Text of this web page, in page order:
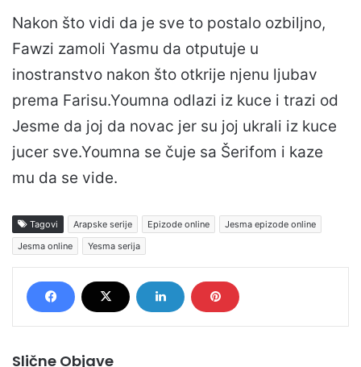
Nakon što vidi da je sve to postalo ozbiljno,
Fawzi zamoli Yasmu da otputuje u
inostranstvo nakon što otkrije njenu ljubav
prema Farisu.Youmna odlazi iz kuce i trazi od
Jesme da joj da novac jer su joj ukrali iz kuce
jucer sve.Youmna se čuje sa Šerifom i kaze
mu da se vide.
Tagovi Arapske serije Epizode online
Jesma epizode online
Jesma online
Yesma serija
Slične Objave